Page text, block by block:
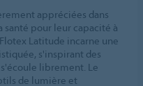
appréciées dans
santé pour leur capacité à
Latitude incarne une
s'inspirant des
librement. Le
de lumière et